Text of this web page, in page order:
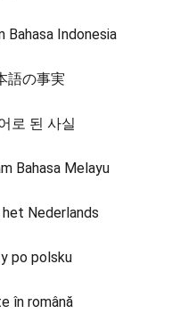
Indonesia
の事実
된 사실
Bahasa Melayu
Nederlands
po polsku
în română